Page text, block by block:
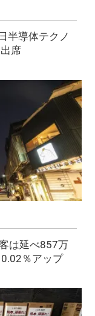
半導体テクノ
席
は延べ857万
％アップ